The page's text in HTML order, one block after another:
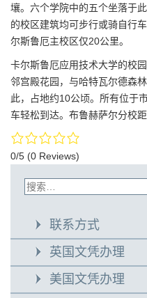
壤。六个学院中的五个坐落于
的校区建筑均可步行或骑自行
尔斯鲁厄主校区仅20公里。
卡尔斯鲁厄应用技术大学的校
邻宫殿花园，与哈特瓦尔德森
此，占地约10公顷。所有位于
车轻松到达。布鲁赫萨尔分校
0/5 (0 Reviews)
联系方式
英国文凭办理
美国文凭办理